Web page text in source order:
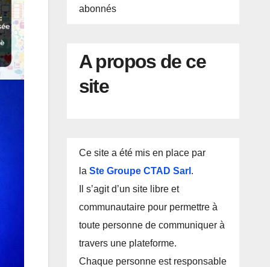
abonnés
A propos de ce
site
Ce site a été mis en place par
la Ste Groupe CTAD Sarl .
Il s’agit d’un site libre et
communautaire pour permettre à
toute personne de communiquer à
travers une plateforme.
Chaque personne est responsable